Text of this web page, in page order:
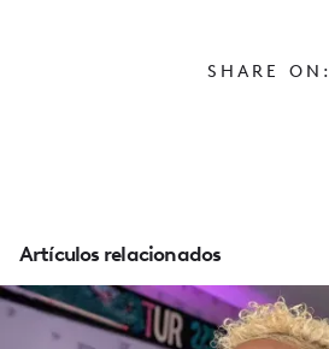
SHARE ON:
Artículos relacionados